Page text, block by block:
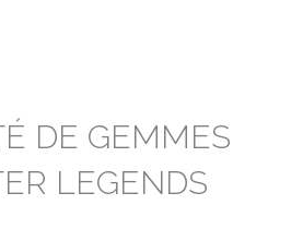
DE GEMMES
LEGENDS